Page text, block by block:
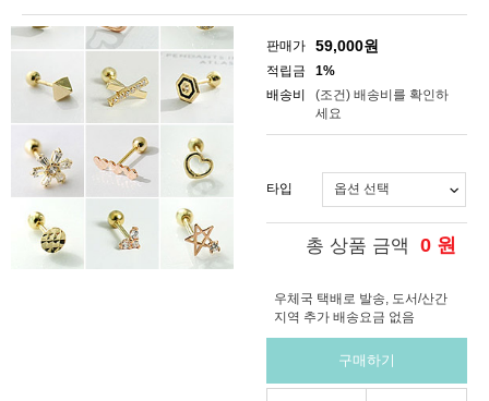
판매가 59,000원
적립금
1%
배송비
(조건) 배송비를 확인하
세요
타입
총 상품 금액 0 원
우체국 택배로 발송, 도서/산간
지역 추가 배송요금 없음
구매하기